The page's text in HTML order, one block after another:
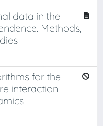
data in the
Methods,
for the
interaction